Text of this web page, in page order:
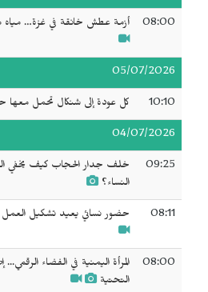
08:00 أزمة عطش خانقة في غزة… مياه
05/07/2026
10:10 كل عودة إلى شنكال تحمل معها
04/07/2026
09:25
خلف جدار الحجاب كيف يخفي
النساء؟
08:11 حضور نسائي يعيد تشكيل العمل
08:00
المرأة اليمنية في الفضاء
التحتية